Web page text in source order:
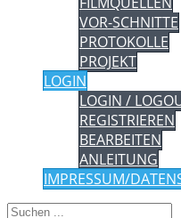
VOR-SCHNITTE
PROTOKOLLE
PROJEKT
LOGIN
LOGIN /
REGISTRIEREN
BEARBEITEN
ANLEITUNG
IMPRESSUM/